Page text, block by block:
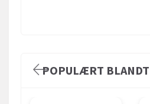
POPULÆRT BLANDT